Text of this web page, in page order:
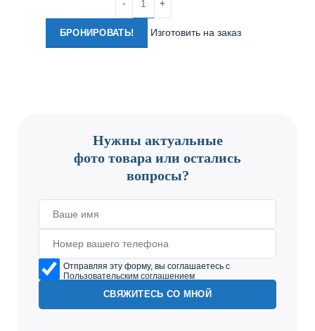
БРОНИРОВАТЬ! Изготовить на заказ
Нужны актуальные
фото товара или остались
вопросы?
Отправляя эту форму, вы соглашаетесь с
Пользовательским соглашением